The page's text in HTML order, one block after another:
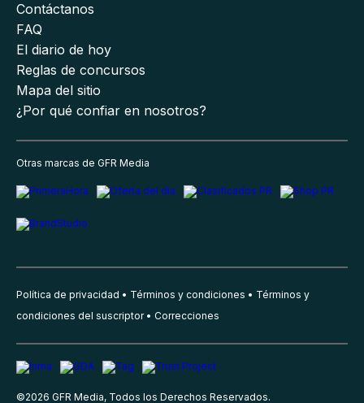
Contáctanos
FAQ
El diario de hoy
Reglas de concursos
Mapa del sitio
¿Por qué confiar en nosotros?
Otras marcas de GFR Media
Política de privacidad Términos y condiciones
Términos y
condiciones del suscriptor
Correcciones
©2026 GFR Media, Todos los Derechos Reservados.